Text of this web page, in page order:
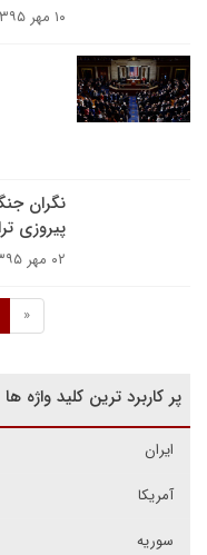
۱۰ مهر ۱۳۹۵
نگران
پیروزی
۰۲ مهر ۱۳۹۵
«
پر کاربرد ترین کلید واژه ها
ایران
آمریکا
سوریه